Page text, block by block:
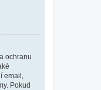
ochranu
email,
Pokud